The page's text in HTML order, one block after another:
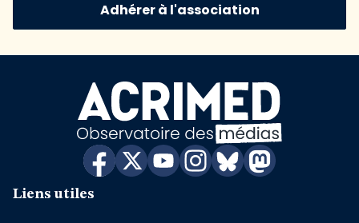
Adhérer à l'association
Liens utiles